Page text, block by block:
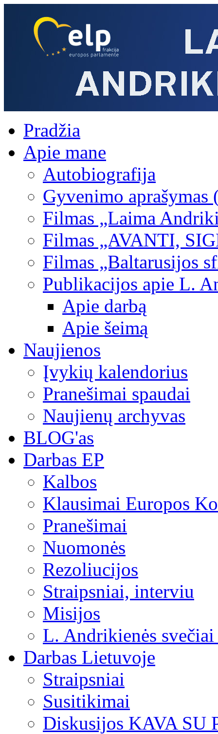
Pradžia
Apie mane
Autobiografija
Gyvenimo aprašymas
Filmas „Laima
Filmas „AVANTI,
Filmas „Baltarusijos
Publikacijos apie L.
Apie darbą
Apie šeimą
Naujienos
Įvykių kalendorius
Pranešimai spaudai
Naujienų archyvas
BLOG'as
Darbas EP
Kalbos
Klausimai Europos
Pranešimai
Nuomonės
Rezoliucijos
Straipsniai, interviu
Misijos
L. Andrikienės
Darbas Lietuvoje
Straipsniai
Susitikimai
Diskusijos KAVA SU